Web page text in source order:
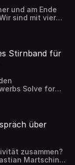
frühzeitig
Blick hinter die
und am Ende
sind mit vier
spannendsten
und neue
Hilfe ist und
für Großevents,
Funklöcher -
Stirnband für
Solve for
& Tech und die
und
soll
sehbehinderten
Sicherheit im
über
zusammen?
Martschink,